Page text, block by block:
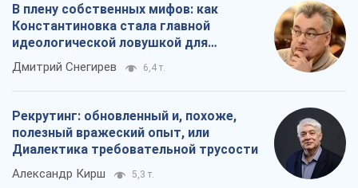
В плену собственных мифов: как
Константиновка стала главной
идеологической ловушкой для
российских оккупантов
Дмитрий Снегирев 6,4 т.
Рекрутинг: обновленный и, похоже,
полезный вражеский опыт, или
Диалектика требовательной трусости
Александр Кирш 5,3 т.